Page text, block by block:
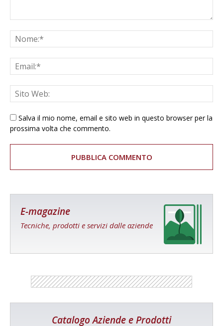
Salva il mio nome, email e sito web in questo browser per la
prossima volta che commento.
E-magazine
Tecniche, prodotti e servizi dalle aziende
Catalogo Aziende e Prodotti